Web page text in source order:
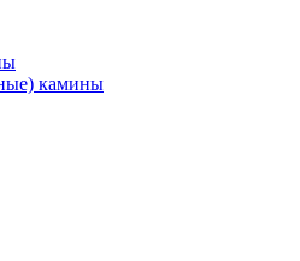
камины